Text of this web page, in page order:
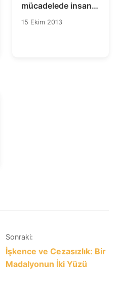
mücadelede insan
hakları hareketinin
15 Ekim 2013
Sonraki:
İşkence ve Cezasızlık: Bir
Madalyonun İki Yüzü